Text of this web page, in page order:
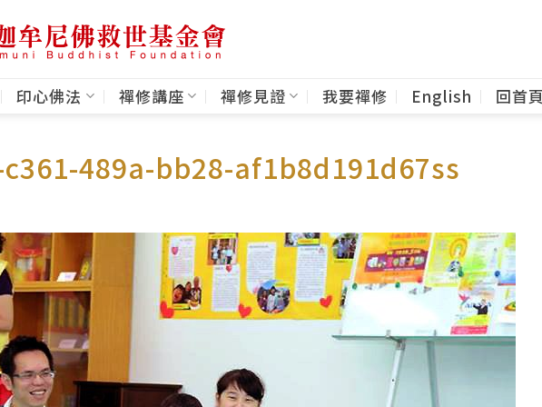
印心佛法 禪修講座 禪修見證 我要禪修 English 回首
489a-bb28-af1b8d191d67ss